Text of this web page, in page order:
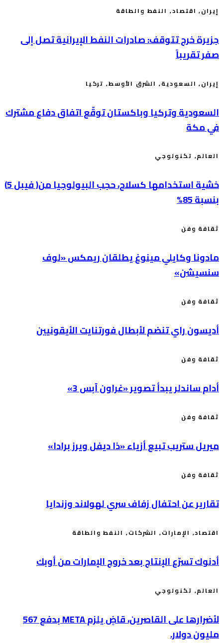
إيران, اقتصاد, النفط والطاقة
جزيرة خرج تتوقف: صادرات النفط الإيرانية تصل إلى
صفر تقريباً
إيران, السعودية, الشرق الأوسط, تركيا
السعودية وتركيا وباكستان توقّع اتفاق دفاع مشترك
في مكة
العالم, تكنولوجي
خشية استخدامها كسلاح، حجب البيولوجيا من( فيبل 5)
بنسبة 85%
ثقافة وفن
مادونا وكايلي مينوغ يطلقان ريمكس «لوف
سنسيشن»
ثقافة وفن
أديسون راي تنضم لأبطال فورتنايت الأيقونيين
ثقافة وفن
أدام ساندلر يبدأ تصوير «غراون آبس 3»
ثقافة وفن
ميريل ستريب تبيع أزياء «ذا ديفل ويرز برادا»
ثقافة وفن
تقارير عن احتفال زفاف سري لهولاند وزندايا
اقتصاد, الإمارات, الشركات, النفط والطاقة
أدنوك تسرّع الإنتاج بعد خروج الإمارات من أوبك
العالم, تكنولوجي
لأضرارها على القاصرين، قاضٍ يلزم META بدفع 567
مليون دولار.